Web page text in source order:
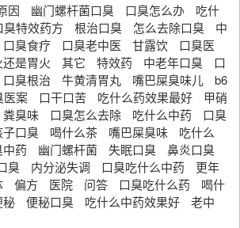
因 幽门螺杆菌口臭 口臭怎么办
吃什
臭特效药方 根治口臭 怎么去除口臭
中
口臭食疗 口臭老中医 甘露饮
口臭医
还是胃火 其它 特效药 中老年口臭
口
口臭根治 牛黄清胃丸 嘴巴屎臭味儿
b6
医案 口干口苦 吃什么药效果最好
甲硝
粪臭味 口臭怎么去除 吃什么中药
口臭
子口臭 喝什么茶 嘴巴屎臭味
吃什么
中药 幽门螺杆菌 失眠口臭
鼻炎口臭
臭 内分泌失调 口臭吃什么中药
更年
偏方 医院 问答 口臭吃什么药
喝什
秘 便秘口臭 吃什么中药效果好
老中